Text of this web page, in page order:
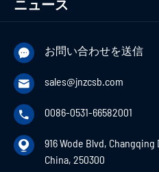
ニュース
 お問い合わせを送信
 sales@jnzcsb.com
 0086-0531-66582001

916 Wode Blvd,
China, 250300